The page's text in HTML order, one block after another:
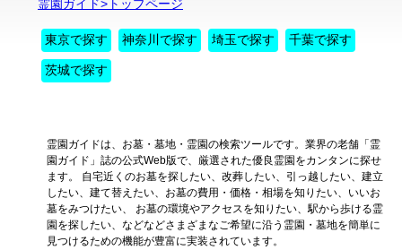
霊園ガイド>トップページ
東京で探す 神奈川で探す 埼玉で探す 千葉で探す
茨城で探す
霊園ガイドは、お墓・墓地・霊園の検索ツールです。業界の老舗「霊
園ガイド」誌の公式Web版で、厳選された優良霊園をカンタンに探せ
ます。 自宅近くのお墓を探したい、改葬したい、引っ越したい、建立
したい、建て替えたい、お墓の費用・価格・相場を知りたい、いいお
墓をみつけたい、 お墓の環境やアクセスを知りたい、駅から歩ける霊
園を探したい、などなどさまざまなご希望に沿う霊園・墓地を簡単に
見つけるための機能が豊富に実装されています。